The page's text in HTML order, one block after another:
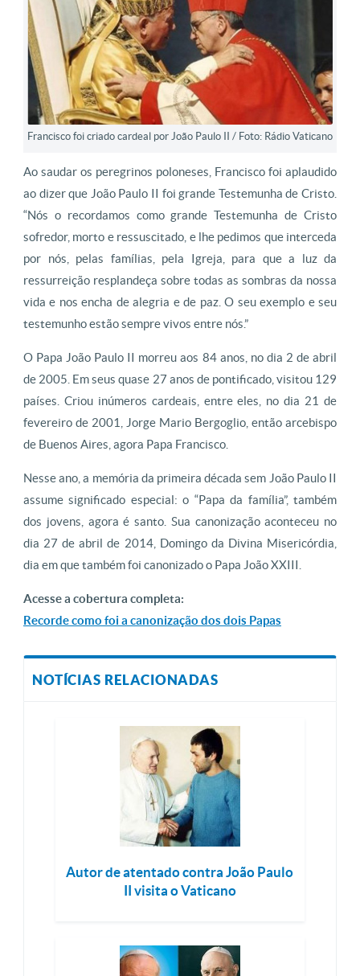
Francisco foi criado cardeal por João Paulo II / Foto: Rádio Vaticano
Ao saudar os peregrinos poloneses, Francisco foi aplaudido
ao dizer que João Paulo II foi grande Testemunha de Cristo.
“Nós o recordamos como grande Testemunha de Cristo
sofredor, morto e ressuscitado, e lhe pedimos que interceda
por nós, pelas famílias, pela Igreja, para que a luz da
ressurreição resplandeça sobre todas as sombras da nossa
vida e nos encha de alegria e de paz. O seu exemplo e seu
testemunho estão sempre vivos entre nós.”
O Papa João Paulo II morreu aos 84 anos, no dia 2 de abril
de 2005. Em seus quase 27 anos de pontificado, visitou 129
países. Criou inúmeros cardeais, entre eles, no dia 21 de
fevereiro de 2001, Jorge Mario Bergoglio, então arcebispo
de Buenos Aires, agora Papa Francisco.
Nesse ano, a memória da primeira década sem João Paulo II
assume significado especial: o “Papa da família”, também
dos jovens, agora é santo. Sua canonização aconteceu no
dia 27 de abril de 2014, Domingo da Divina Misericórdia,
dia em que também foi canonizado o Papa João XXIII.
Acesse a cobertura completa:
Recorde como foi a canonização dos dois Papas
NOTÍCIAS RELACIONADAS
Autor de atentado contra João Paulo
II visita o Vaticano